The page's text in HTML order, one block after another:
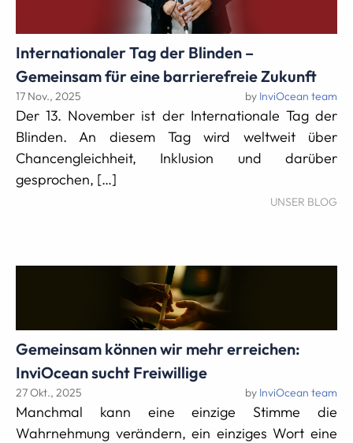
Internationaler Tag der Blinden –
Gemeinsam für eine barrierefreie Zukunft
17 Nov., 2025 by InviOcean team
Der 13. November ist der Internationale Tag der
Blinden. An diesem Tag wird weltweit über
Chancengleichheit, Inklusion und darüber
gesprochen, […]
UNSER BLOG
Gemeinsam können wir mehr erreichen:
InviOcean sucht Freiwillige
27 Okt., 2025 by InviOcean team
Manchmal kann eine einzige Stimme die
Wahrnehmung verändern, ein einziges Wort eine